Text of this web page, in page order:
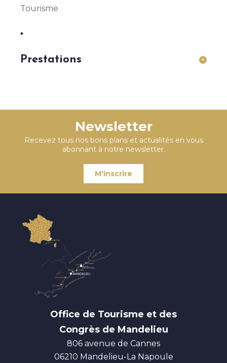
Tourisme
Prestations
Newsletter
Recevez tous nos bons plans et actualités en vous
abonnant à notre newsletter.
M'inscrire
Office de Tourisme et des
Congrès de Mandelieu
806 avenue de Cannes
06210 Mandelieu-La Napoule